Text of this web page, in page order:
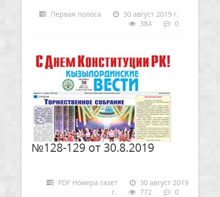
Первая полоса
30 август 2019 г.
384
0
№128-129 от 30.8.2019
PDF Номера газет
30 август 2019
г.
772 0